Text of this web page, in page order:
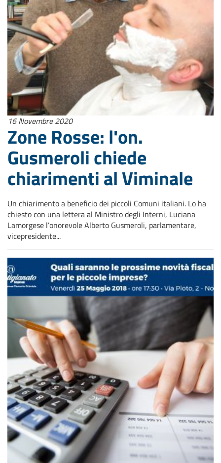
16 Novembre 2020
Zone Rosse: l'on.
Gusmeroli chiede
chiarimenti al Viminale
Un chiarimento a beneficio dei piccoli Comuni italiani. Lo ha
chiesto con una lettera al Ministro degli Interni, Luciana
Lamorgese l’onorevole Alberto Gusmeroli, parlamentare,
vicepresidente...